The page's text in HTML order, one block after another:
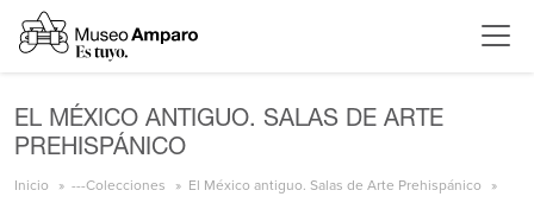
EL MÉXICO ANTIGUO. SALAS DE ARTE
PREHISPÁNICO
Inicio ---Colecciones El México antiguo. Salas de Arte Prehispánico